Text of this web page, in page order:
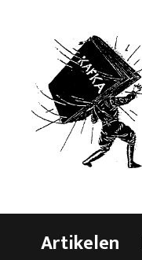
Artikelen